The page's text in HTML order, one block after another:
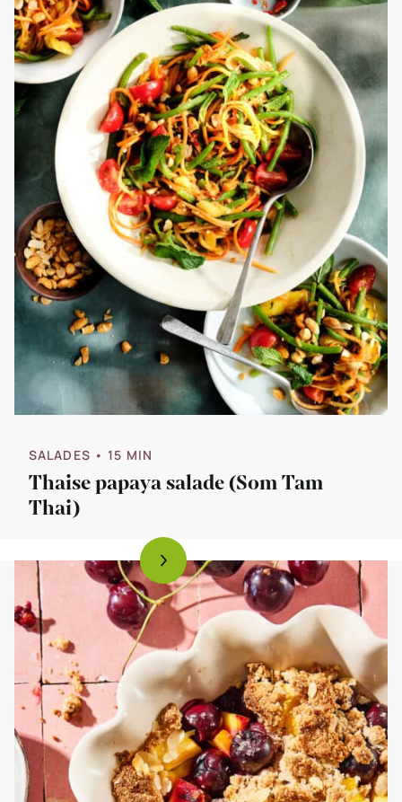
SALADES • 15 MIN
Thaise papaya salade (Som Tam
Thai)